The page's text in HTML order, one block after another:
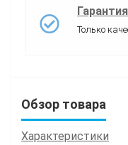
Гарантия
Только
Обзор товара
Характеристики